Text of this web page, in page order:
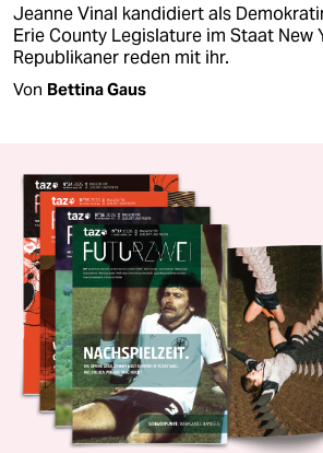
Jeanne Vinal kandidiert als
Erie County Legislature im Staat New
Republikaner reden mit ihr.
Von Bettina Gaus